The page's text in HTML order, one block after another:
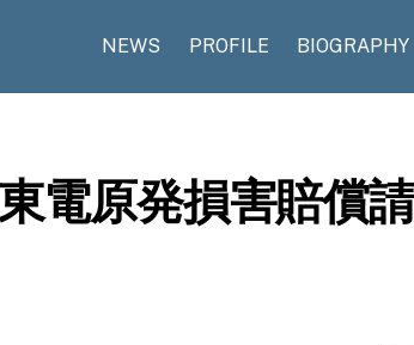
NEWS PROFILE BIOGRAPHY
東電原発損害賠償